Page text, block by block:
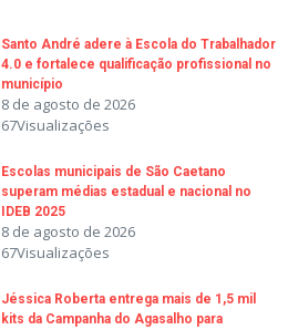
Santo André adere à Escola do Trabalhador
4.0 e fortalece qualificação profissional no
município
8 de agosto de 2026
67Visualizações
Escolas municipais de São Caetano
superam médias estadual e nacional no
IDEB 2025
8 de agosto de 2026
67Visualizações
Jéssica Roberta entrega mais de 1,5 mil
kits da Campanha do Agasalho para